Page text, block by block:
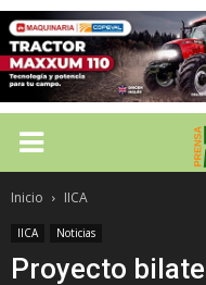
Inicio IICA
IICA Noticias
Proyecto